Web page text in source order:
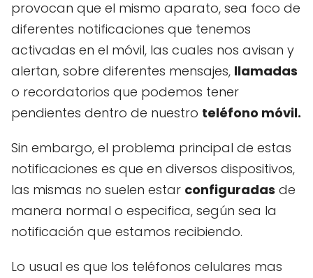
provocan que el mismo aparato, sea foco de
diferentes notificaciones que tenemos
activadas en el móvil, las cuales nos avisan y
alertan, sobre diferentes mensajes, llamadas
o recordatorios que podemos tener
pendientes dentro de nuestro teléfono móvil.
Sin embargo, el problema principal de estas
notificaciones es que en diversos dispositivos,
las mismas no suelen estar configuradas de
manera normal o especifica, según sea la
notificación que estamos recibiendo.
Lo usual es que los teléfonos celulares mas